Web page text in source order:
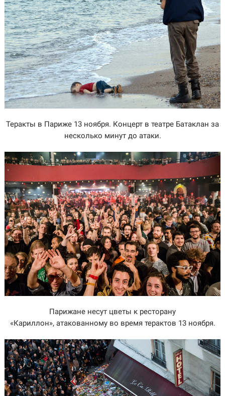
Теракты в Париже 13 ноября. Концерт в театре Батаклан за
несколько минут до атаки.
Парижане несут цветы к ресторану
«Кариллон», атакованному во время терактов 13 ноября.